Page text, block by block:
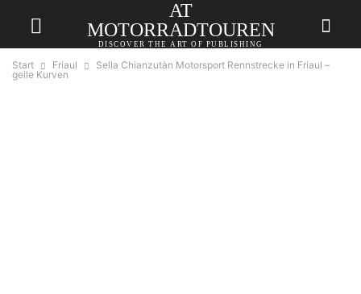
AT
MOTORRADTOUREN
DISCOVER THE ART OF PUBLISHING
Start Friaul
Sella Chianzutàn Motorsport Rennstrecke in Friaul –
geile Kurven